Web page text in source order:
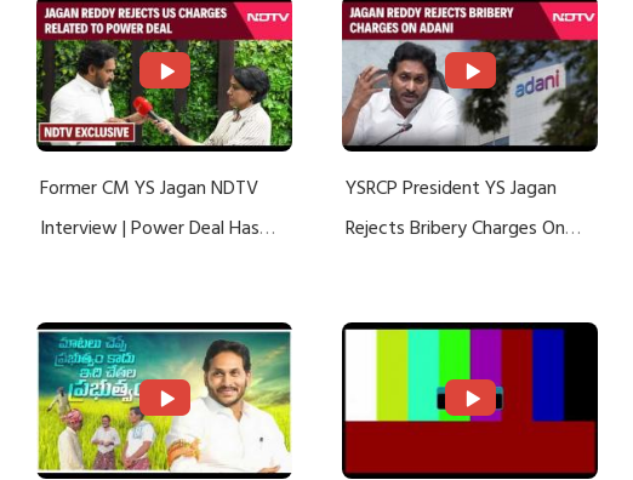
Former CM YS Jagan NDTV
Interview | Power Deal Has
YSRCP President YS Jagan
Rejects Bribery Charges On